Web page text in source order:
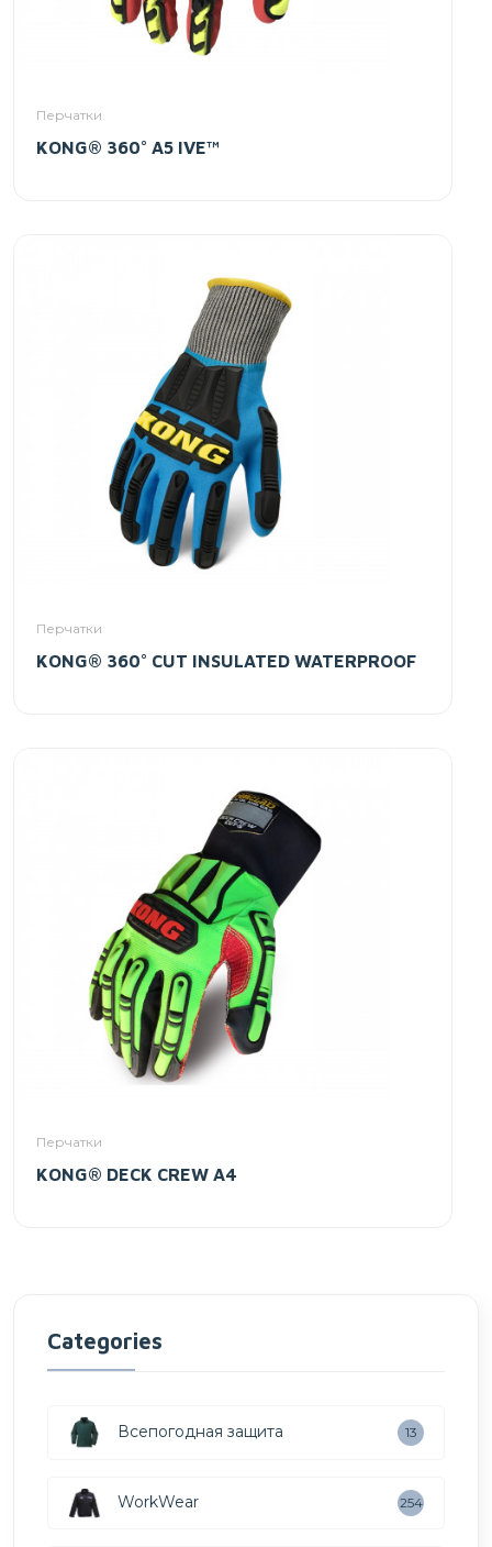
Перчатки
KONG® 360° A5 IVE™
Перчатки
KONG® 360° CUT INSULATED WATERPROOF
Перчатки
KONG® DECK CREW A4
Categories
Всепогодная защита 13
WorkWear 254